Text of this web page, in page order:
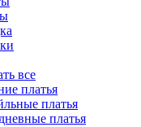
все
платья
платья
платья